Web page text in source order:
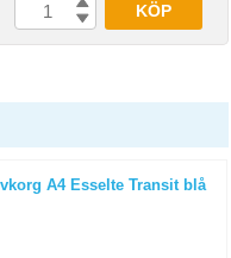
KÖP
A4 Esselte Transit blå